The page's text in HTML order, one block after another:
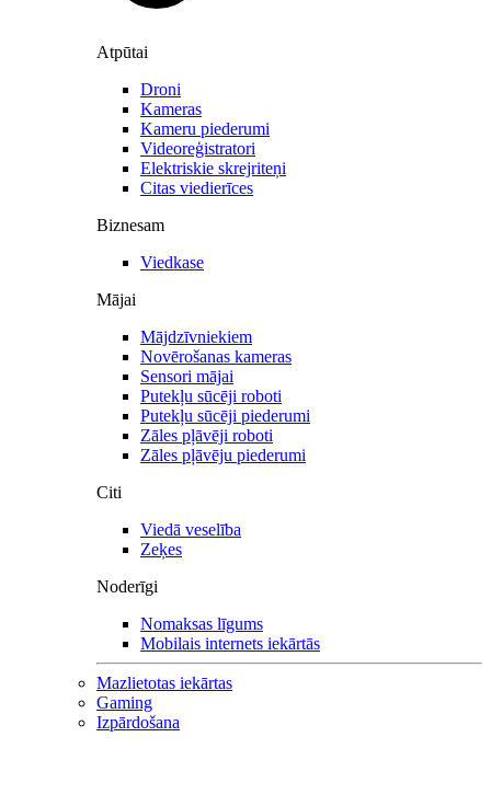
Atpūtai
Droni
Kameras
Kameru piederumi
Videoreģistratori
Elektriskie skrejriteņi
Citas viedierīces
Biznesam
Viedkase
Mājai
Mājdzīvniekiem
Novērošanas kameras
Sensori mājai
Putekļu sūcēji roboti
Putekļu sūcēji piederumi
Zāles pļāvēji roboti
Zāles pļāvēju piederumi
Citi
Viedā veselība
Zeķes
Noderīgi
Nomaksas līgums
Mobilais internets iekārtās
Mazlietotas iekārtas
Gaming
Izpārdošana